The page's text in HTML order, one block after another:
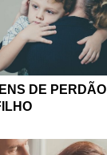
DE PERDÃO